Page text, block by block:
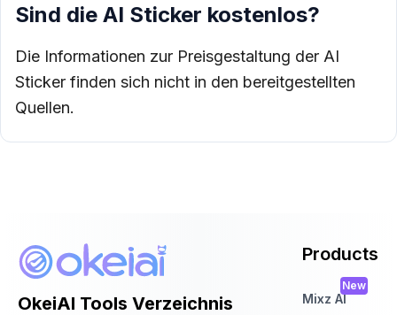
Sind die AI Sticker kostenlos?
Die Informationen zur Preisgestaltung der AI
Sticker finden sich nicht in den bereitgestellten
Quellen.
OkeiAI Tools Verzeichnis
Products
Mixz AI
New